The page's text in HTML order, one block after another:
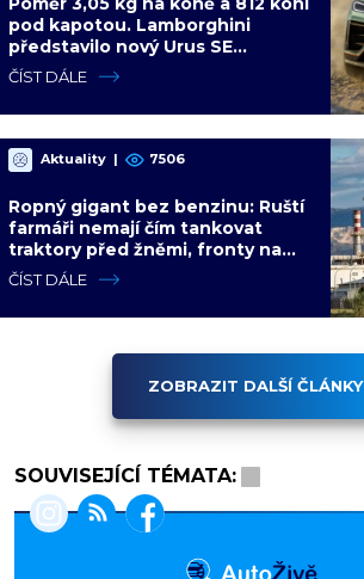
pod kapotou. Lamborghini
představilo nový Urus SE
Performante s hybridním
pohonem
ČÍST DÁLE
Aktuality | 7506
Ropný gigant bez benzinu: Ruští
farmáři nemají čím tankovat
traktory před žněmi, fronty na
pumpy trvají i několik dní
ČÍST DÁLE
ZOBRAZIT DALŠÍ ČLÁNKY
SOUVISEJÍCÍ TÉMATA: